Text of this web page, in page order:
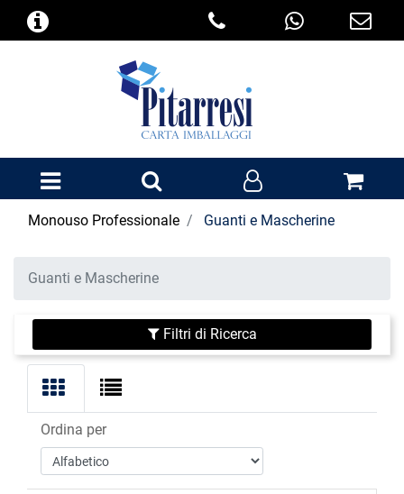
Open menu
Monouso Professionale Guanti e Mascherine
Guanti e Mascherine
Filtri di Ricerca
Ordina per